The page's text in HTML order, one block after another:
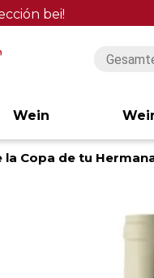
bei!
Wein
la Copa de tu